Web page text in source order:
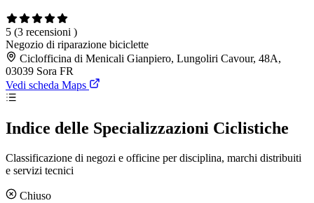
5 (3 recensioni )
Negozio di riparazione biciclette
Ciclofficina di Menicali Gianpiero, Lungoliri Cavour, 48A,
03039 Sora FR
Vedi scheda Maps
Indice delle Specializzazioni Ciclistiche
Classificazione di negozi e officine per disciplina, marchi distribuiti
e servizi tecnici
Chiuso